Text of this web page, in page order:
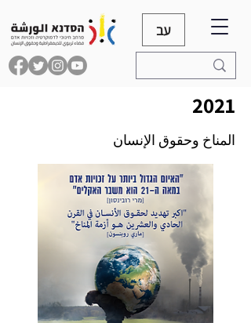
עב
2021
المناخ وحقوق الإنسان